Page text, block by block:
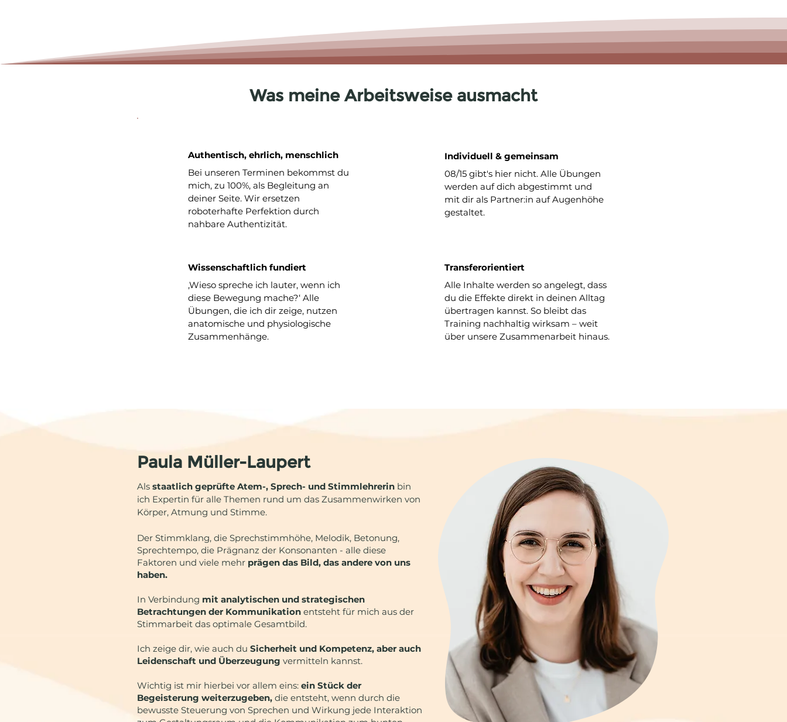
Was meine Arbeitsweise ausmacht
Authentisch, ehrlich, menschlich
Bei unseren Terminen bekommst du
mich, zu 100%, als Begleitung an
deiner Seite. Wir ersetzen
roboterhafte Perfektion durch
nahbare Authentizität.
Individuell & gemeinsam
08/15 gibt's hier nicht. Alle Übungen
werden auf dich abgestimmt und
mit dir als Partner:in auf Augenhöhe
gestaltet.
Wissenschaftlich fundiert
‚Wieso spreche ich lauter, wenn ich
diese Bewegung mache?‘ Alle
Übungen, die ich dir zeige, nutzen
anatomische und physiologische
Zusammenhänge.
Transferorientiert
Alle Inhalte werden so angelegt, dass
du die Effekte direkt in deinen Alltag
übertragen kannst. So bleibt das
Training nachhaltig wirksam – weit
über unsere Zusammenarbeit hinaus.
Paula Müller-Laupert
Als staatlich geprüfte Atem-, Sprech- und Stimmlehrerin bin
ich Expertin für alle Themen rund um das Zusammenwirken von
Körper, Atmung und Stimme.
Der Stimmklang, die Sprechstimmhöhe, Melodik, Betonung,
Sprechtempo, die Prägnanz der Konsonanten - alle diese
Faktoren und viele mehr prägen das Bild, das andere von uns
haben.
In Verbindung mit analytischen und strategischen
Betrachtungen der Kommunikation entsteht für mich aus der
Stimmarbeit das optimale Gesamtbild.
Ich zeige dir, wie auch du Sicherheit und Kompetenz, aber auch
Leidenschaft und Überzeugung vermitteln kannst.
Wichtig ist mir hierbei vor allem eins: ein Stück der
Begeisterung weiterzugeben, die entsteht, wenn durch die
bewusste Steuerung von Sprechen und Wirkung jede Interaktion